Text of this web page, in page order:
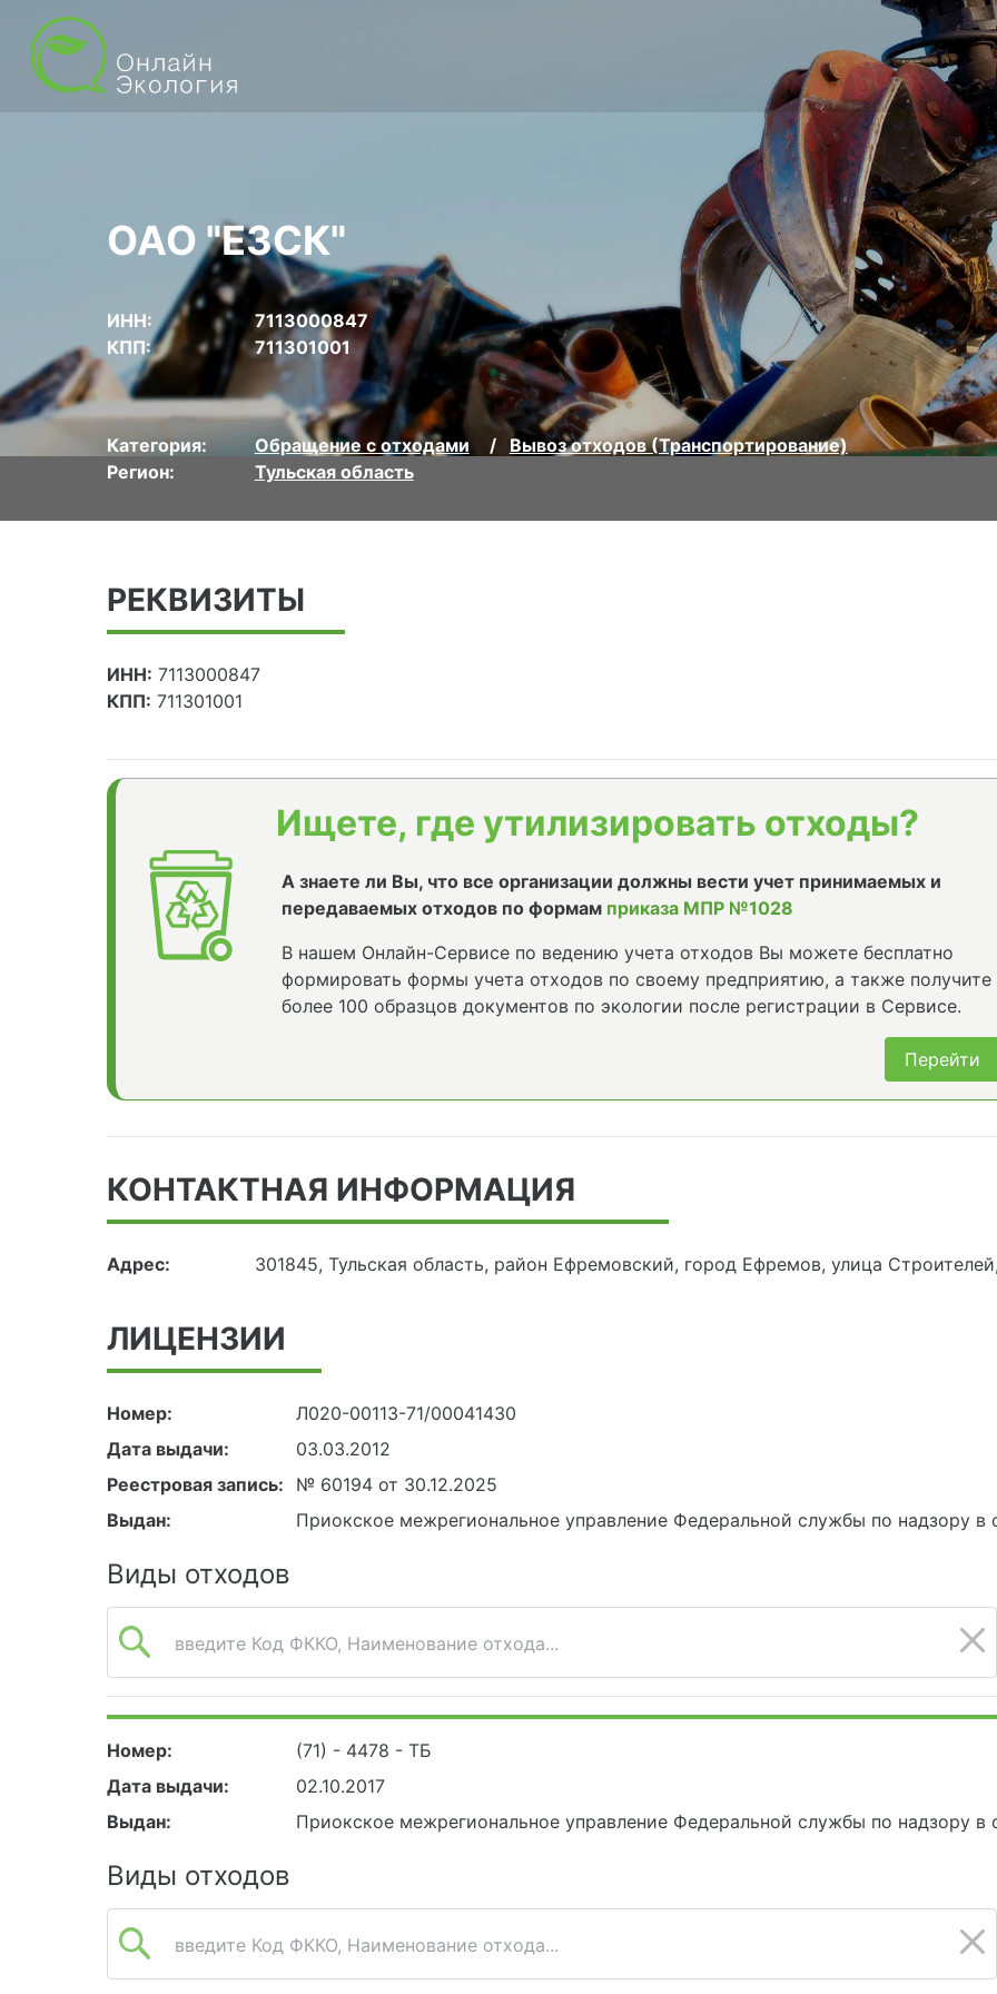
ОАО "ЕЗСК"
ИНН:
7113000847
КПП:
711301001
Категория: Обращение с отходами
Вывоз отходов (Транспортирование)
Регион:
Тульская область
РЕКВИЗИТЫ
ИНН: 7113000847
КПП: 711301001
Ищете, где утилизировать отходы?
А знаете ли Вы, что все организации должны вести учет принимаемых и
передаваемых отходов по формам приказа МПР №1028
В нашем Онлайн-Сервисе по ведению учета отходов Вы можете бесплатно
формировать формы учета отходов по своему предприятию, а также получите
более 100 образцов документов по экологии после регистрации в Сервисе.
Перейти
КОНТАКТНАЯ ИНФОРМАЦИЯ
Адрес: 301845, Тульская область, район Ефремовский, город Ефремов, улица
ЛИЦЕНЗИИ
Номер:
Л020-00113-71/00041430
Дата выдачи:
03.03.2012
Реестровая запись:
№ 60194 от 30.12.2025
Выдан:
Приокское межрегиональное управление Федеральной службы по надзору в
Виды отходов
введите Код ФККО, Наименование отхода...
Номер:
(71) - 4478 - ТБ
Дата выдачи:
02.10.2017
Выдан:
Приокское межрегиональное управление Федеральной службы по надзору в
Виды отходов
введите Код ФККО, Наименование отхода...